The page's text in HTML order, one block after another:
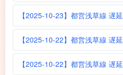
【2025-10-23】都営浅草線 遅延
【2025-10-22】都営浅草線 遅延
【2025-10-22】都営浅草線 遅延